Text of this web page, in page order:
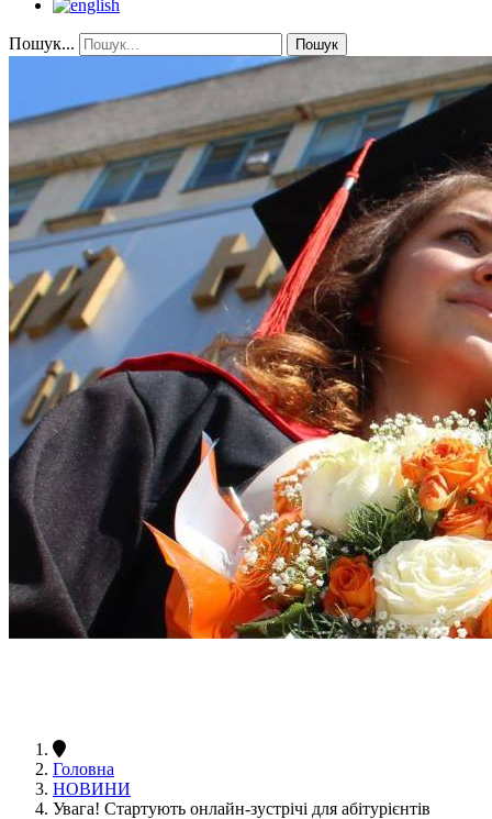
Пошук... Пошук
Головна
НОВИНИ
Увага! Стартують онлайн-зустрічі для абітурієнтів